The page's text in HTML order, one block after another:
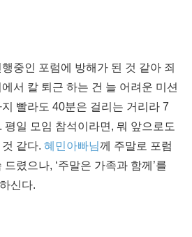
중인 포럼에 방해가 된 것 같아 죄
서 칼 퇴근 하는 건 늘 어려운 미션
빨라도 40분은 걸리는 거리라 7
평일 모임 참석이라면, 뭐 앞으로도
같다. 혜민아빠님께 주말로 포럼
렸으나, ‘주말은 가족과 함께’를
신다.